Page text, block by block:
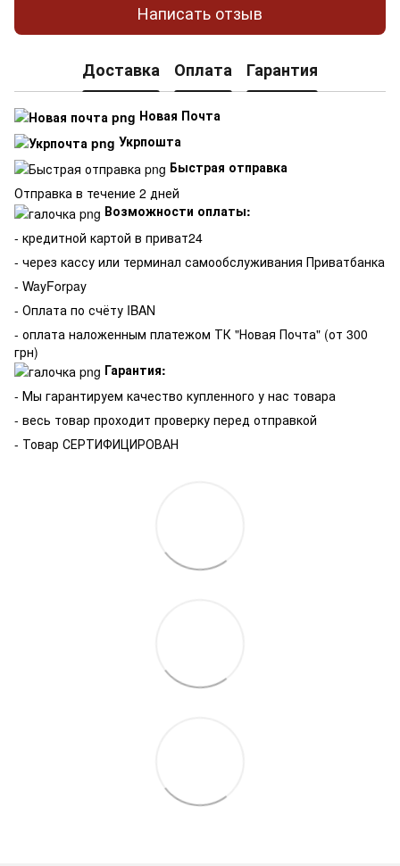
Написать отзыв
Доставка Оплата Гарантия
Новая Почта
Укрпошта
Быстрая отправка
Отправка в течение 2 дней
Возможности оплаты:
- кредитной картой в приват24
- через кассу или терминал самообслуживания Приватбанка
- WayForpay
- Оплата по счёту IBAN
- оплата наложенным платежом ТК "Новая Почта" (от 300
грн)
Гарантия:
- Мы гарантируем качество купленного у нас товара
- весь товар проходит проверку перед отправкой
- Товар СЕРТИФИЦИРОВАН